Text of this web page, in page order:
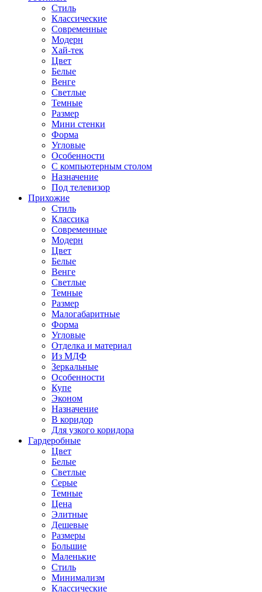
Стиль
Классические
Современные
Модерн
Хай-тек
Цвет
Белые
Венге
Светлые
Темные
Размер
Мини стенки
Форма
Угловые
Особенности
С компьютерным столом
Назначение
Под телевизор
Прихожие
Стиль
Классика
Современные
Модерн
Цвет
Белые
Венге
Светлые
Темные
Размер
Малогабаритные
Форма
Угловые
Отделка и материал
Из МДФ
Зеркальные
Особенности
Купе
Эконом
Назначение
В коридор
Для узкого коридора
Гардеробные
Цвет
Белые
Светлые
Серые
Темные
Цена
Элитные
Дешевые
Размеры
Большие
Маленькие
Стиль
Минимализм
Классические